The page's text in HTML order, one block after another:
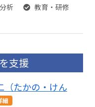
析
教育・研修
支援
（たかの・けん
細